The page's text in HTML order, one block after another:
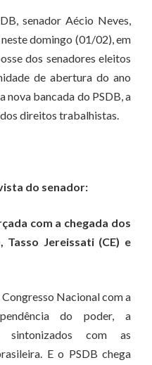
senador Aécio Neves,
domingo (01/02), em
dos senadores eleitos
de abertura do ano
nova bancada do PSDB, a
direitos trabalhistas.
do senador:
com a chegada dos
Tasso Jereissati (CE) e
Nacional com a
do poder, a
sintonizados com as
E o PSDB chega